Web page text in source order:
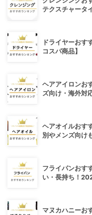
テクスチャータ
ドライヤーおす
コスパ商品】
ヘアアイロンお
ズ向け・海外対
ヘアオイルおす
別やメンズ向け
フライパンおす
い・長持ち！
マヌカハニーお